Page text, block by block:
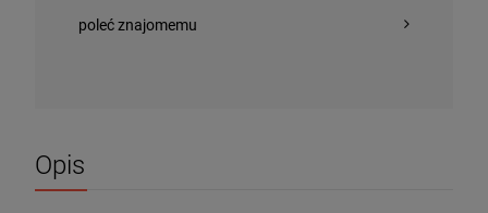
poleć znajomemu
Opis